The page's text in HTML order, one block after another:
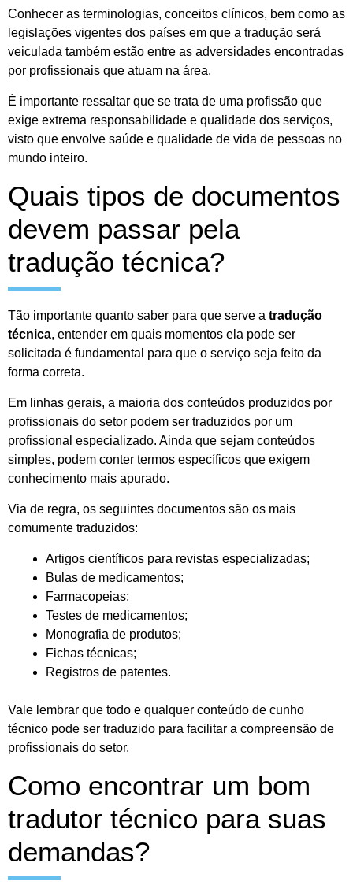
Conhecer as terminologias, conceitos clínicos, bem como as
legislações vigentes dos países em que a tradução será
veiculada também estão entre as adversidades encontradas
por profissionais que atuam na área.
É importante ressaltar que se trata de uma profissão que
exige extrema responsabilidade e qualidade dos serviços,
visto que envolve saúde e qualidade de vida de pessoas no
mundo inteiro.
Quais tipos de documentos
devem passar pela
tradução técnica?
Tão importante quanto saber para que serve a tradução
técnica, entender em quais momentos ela pode ser
solicitada é fundamental para que o serviço seja feito da
forma correta.
Em linhas gerais, a maioria dos conteúdos produzidos por
profissionais do setor podem ser traduzidos por um
profissional especializado. Ainda que sejam conteúdos
simples, podem conter termos específicos que exigem
conhecimento mais apurado.
Via de regra, os seguintes documentos são os mais
comumente traduzidos:
Artigos científicos para revistas especializadas;
Bulas de medicamentos;
Farmacopeias;
Testes de medicamentos;
Monografia de produtos;
Fichas técnicas;
Registros de patentes.
Vale lembrar que todo e qualquer conteúdo de cunho
técnico pode ser traduzido para facilitar a compreensão de
profissionais do setor.
Como encontrar um bom
tradutor técnico para suas
demandas?